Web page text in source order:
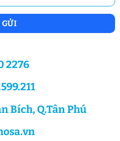
2276
Bích, Q.Tân Phú